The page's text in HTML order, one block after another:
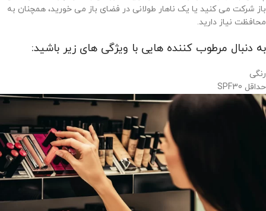
باز شرکت می کنید یا یک ناهار طولانی در فضای باز می خورید، همچنان به
محافظت نیاز دارید.
به دنبال مرطوب کننده هایی با ویژگی های زیر باشید:
رنگی
حداقل SPF30